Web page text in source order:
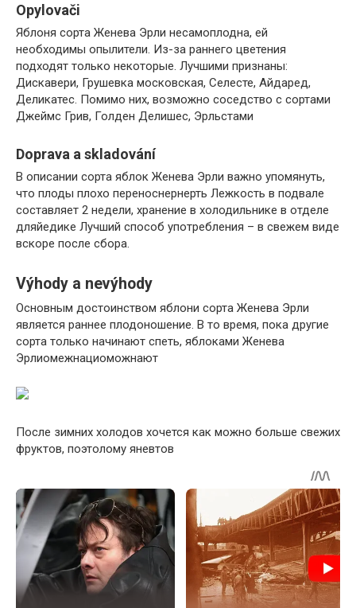
Opylovači
Яблоня сорта Женева Эрли несамоплодна, ей
необходимы опылители. Из-за раннего цветения
подходят только некоторые. Лучшими признаны:
Дискавери, Грушевка московская, Селесте, Айдаред,
Деликатес. Помимо них, возможно соседство с сортами
Джеймс Грив, Голден Делишес, Эрльстами
Doprava a skladování
В описании сорта яблок Женева Эрли важно упомянуть,
что плоды плохо переноснернерть Лежкость в подвале
составляет 2 недели, хранение в холодильнике в отделе
дляйедике Лучший способ употребления – в свежем виде
вскоре после сбора.
Výhody a nevýhody
Основным достоинством яблони сорта Женева Эрли
является раннее плодоношение. В то время, пока другие
сорта только начинают спеть, яблоками Женева
Эрлиомежнациоможнают
После зимних холодов хочется как можно больше свежих
фруктов, поэтолому яневтов